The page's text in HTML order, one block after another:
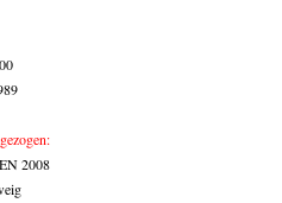
2008